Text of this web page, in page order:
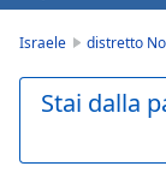
Player
Play
Video
Skip
Israele distretto
Stai dalla